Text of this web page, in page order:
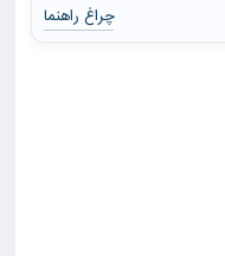
چراغ راهنما